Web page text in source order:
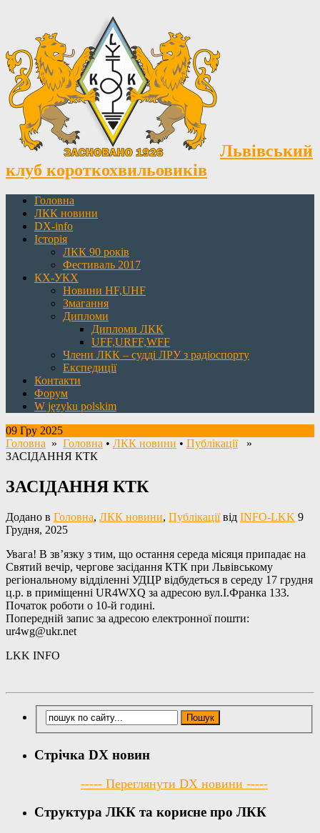
Львівський
клуб короткохвильовиків
Головна
ЛКК новини
DX-info
Історія
ЛКК 90 років
Фестиваль 2017
КХ-УКХ
Новини HF,UHF
Змагання
Дипломи
Дипломи ЛКК
UFF,URFF,WFF
Члени ЛКК – судді ЛРУ з радіоспорту
Експедиції
Контакти
Форум
W języku polskim
09 Гру 2025
Головна » Головна • ЛКК новини • Публікації»
ЗАСІДАННЯ КТК
ЗАСІДАННЯ КТК
Додано в Головна, ЛКК новини, Публікаціївід INFO-LKK 9
Грудня, 2025
Увага! В зв’язку з тим, що остання середа місяця припадає на
Святий вечір, чергове засідання КТК при Львівському
регіональному відділенні УДЦР відбудеться в середу 17 грудня
ц.р. в приміщенні UR4WXQ за адресою вул.І.Франка 133.
Початок роботи о 10-й годині.
Попередній запис за адресою електронної пошти:
ur4wg@ukr.net
LKK INFO
Стрічка DX новин
----- Переглянути DX новини -----
Структура ЛКК та корисне про ЛКК